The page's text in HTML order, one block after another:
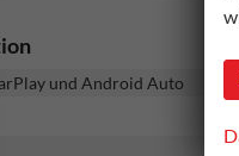
und Android Auto